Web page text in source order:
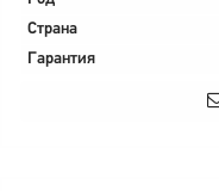
Страна
Гарантия